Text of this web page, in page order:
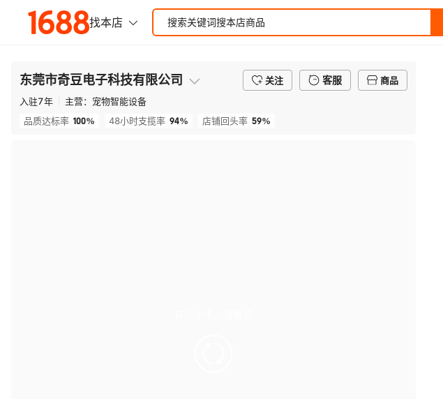
东莞市奇豆电子科技有限公司 关注 客服
商品
入驻7年 主营： 宠物智能设备
品质达标率 100% 48小时支揽率 94% 店铺回头率 59%